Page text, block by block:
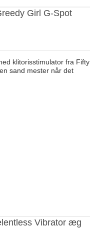
Girl G-Spot
klitorisstimulator fra Fifty
sand mester når det
Vibrator æg